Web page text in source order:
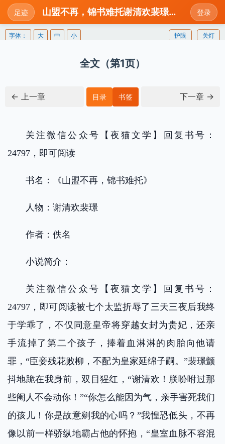
足迹 山盟不再，锦书难托谢清欢裴璟全本在线免费阅读_谢清欢裴璟山盟不再，锦书难托全章节笔趣阁小说在线阅读 登录
关灯
护眼
字体： 大 中 小
全文（第1页）
← 上一章 目录 书签 下一章 →
关注微信公众号【夜猫文学】回复书号：
24797，即可阅读
书名：《山盟不再，锦书难托》
人物：谢清欢裴璟
作者：佚名
小说简介：
关注微信公众号【夜猫文学】回复书号：
24797，即可阅读被七个太监折辱了三天三夜后我终
于学乖了，不仅同意皇帝将穿越女封为贵妃，还亲
手流掉了第二个孩子，捧着血淋淋的肉胎向他请
罪，“臣妾残花败柳，不配为皇家延绵子嗣。”裴璟颤
抖地跪在我身前，双目猩红，“谢清欢！朕吩咐过那
些阉人不会动你！”“你怎么能因为气，亲手害死我们
的孩儿！你是故意剜我的心吗？”我惶恐低头，不再
像以前一样骄纵地霸占他的怀抱，“皇室血脉不容混